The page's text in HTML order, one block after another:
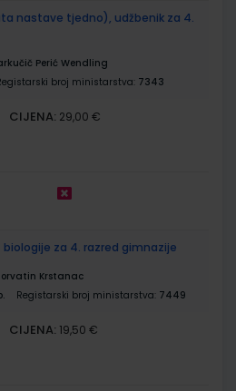
nastave tjedno), udžbenik za 4.
Perić Wendling
broj ministarstva: 7343
CIJENA: 29,00 €
biologije za 4. razred gimnazije
Krstanac
Registarski broj ministarstva: 7449
CIJENA: 19,50 €